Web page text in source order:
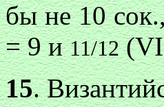
бы не 10
= 9 и11/12
15.